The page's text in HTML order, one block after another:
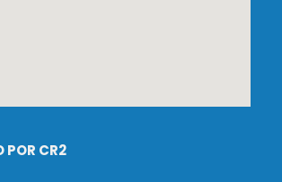
POR CR2